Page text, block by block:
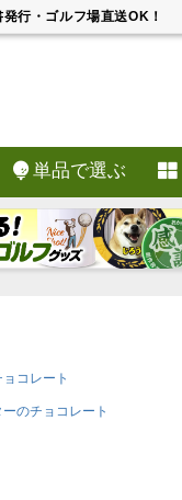
発行・ゴルフ場直送OK！
単品で選ぶ
コレート
のチョコレート